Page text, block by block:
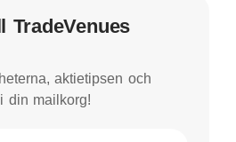
TradeVenues
aktietipsen och
din mailkorg!